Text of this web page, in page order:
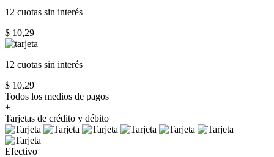
12 cuotas sin interés
$ 10,29
12 cuotas sin interés
$ 10,29
Todos los medios de pagos
+
Tarjetas de crédito y débito
Efectivo